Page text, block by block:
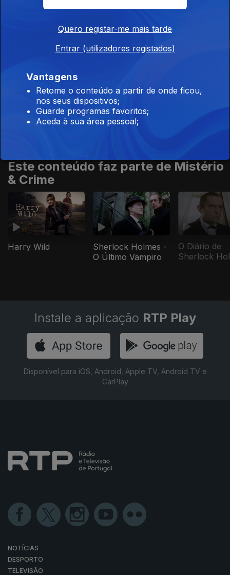
Exclusivas RTP Play
A Idade da Ira Dezoito HIT
Este conteúdo faz parte de Mistério
& Crime
Harry Wild
Sherlock Holmes -
O Último Vampiro
O Diário de
Sherlock
Instale a aplicação RTP Play
Disponível para iOS, Android, Apple TV, Android TV e
CarPlay
NOTÍCIAS
DESPORTO
TELEVISÃO
Quero registar-me mais tarde
Entrar (utilizadores registados)
Vantagens
Retome o conteúdo a partir de onde ficou,
nos seus dispositivos;
Guarde programas favoritos;
Aceda à sua área pessoal;